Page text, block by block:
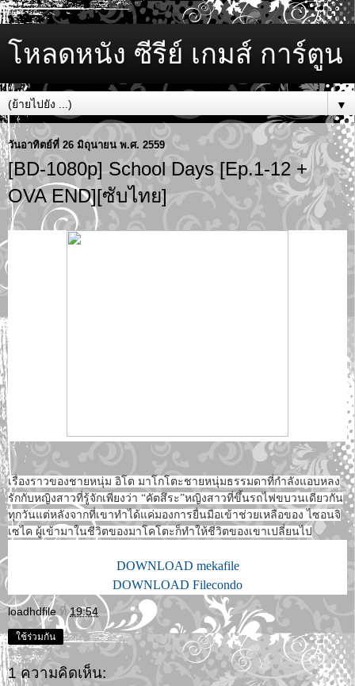
โหลดหนัง ซีรีย์ เกมส์ การ์ตูน
▼
วันอาทิตย์ที่ 26 มิถุนายน พ.ศ. 2559
[BD-1080p] School Days [Ep.1-12 +
OVA END][ซับไทย]
เรื่องราวของชายหนุ่ม อิโต มาโกโตะชายหนุ่มธรรมดาที่กำลังแอบหลง
รักกับหญิงสาวที่รู้จักเพียงว่า “คัตสึระ”หญิงสาวที่ขึ้นรถไฟขบวนเดียวกัน
ทุกวันแต่หลังจากที่เขาทำได้แค่มองการยื่นมือเข้าช่วยเหลือของ ไซอนจิ
เซไค ผู้เข้ามาในชีวิตของมาโคโตะก็ทำให้ชีวิตของเขาเปลี่ยนไป
DOWNLOAD mekafile
DOWNLOAD Filecondo
loadhdfile ที่19:54
ใช้ร่วมกัน
1 ความคิดเห็น: